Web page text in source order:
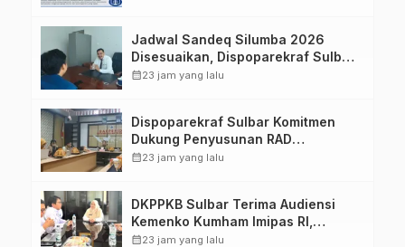
Jadwal Sandeq Silumba 2026
Disesuaikan, Dispoparekraf Sulbar
Pastikan Persiapan Tetap
calendar_month23 jam yang lalu
Dispoparekraf Sulbar Komitmen
Dukung Penyusunan RAD
TPB/SDGs Sulawesi Barat
calendar_month23 jam yang lalu
DKPPKB Sulbar Terima Audiensi
Kemenko Kumham Imipas RI,
Perkuat Pelayanan Kesehatan bagi
calendar_month23 jam yang lalu